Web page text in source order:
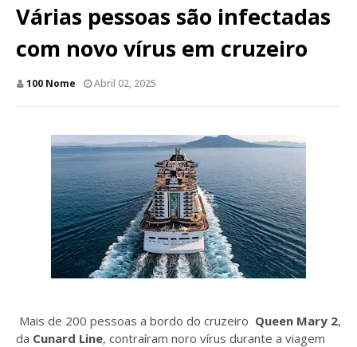
Várias pessoas são infectadas
com novo vírus em cruzeiro
100 Nome Abril 02, 2025
Mais de 200 pessoas a bordo do cruzeiro Queen Mary 2,
da Cunard Line, contraíram noro vírus durante a viagem